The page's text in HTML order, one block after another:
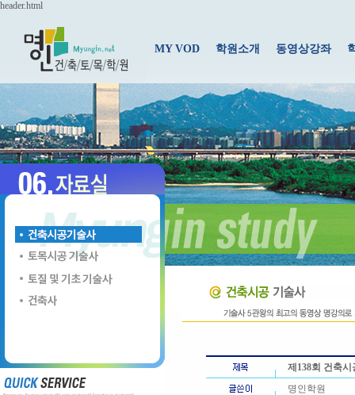
header.html
MY VOD 학원소개 동영상강좌
제138회 건축
명인학원